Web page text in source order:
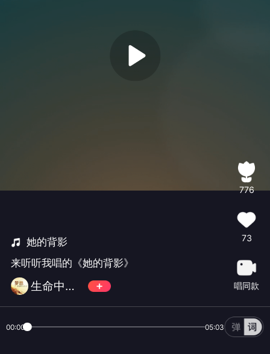
她的背影
来听听我唱的《她的背影》
生命中最美的音符🎶
776
73
唱同款
00:00 05:03